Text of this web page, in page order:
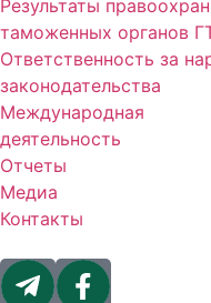
Результаты
таможенных органов
Ответственность за
законодательства
Международная
деятельность
Отчеты
Медиа
Контакты